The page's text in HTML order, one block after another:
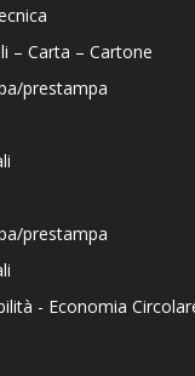
– Carta – Cartone
prestampa
prestampa
- Economia